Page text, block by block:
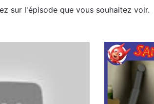
sur l'épisode que vous souhaitez voir.